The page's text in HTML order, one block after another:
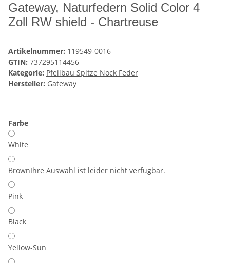
Gateway, Naturfedern Solid Color 4
Zoll RW shield - Chartreuse
Artikelnummer: 119549-0016
GTIN: 737295114456
Kategorie: Pfeilbau Spitze Nock Feder
Hersteller: Gateway
Farbe
White
BrownIhre Auswahl ist leider nicht verfügbar.
Pink
Black
Yellow-Sun